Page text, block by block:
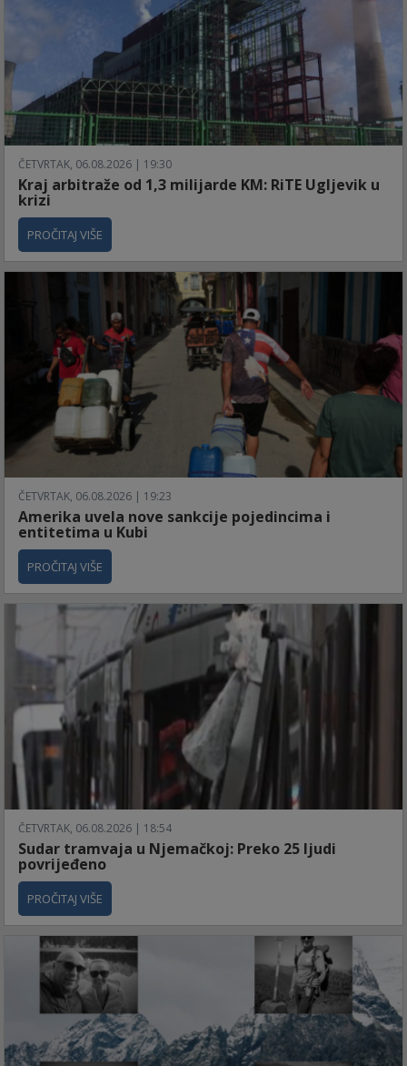
ČETVRTAK, 06.08.2026 | 19:30
Kraj arbitraže od 1,3 milijarde KM: RiTE Ugljevik u
krizi
PROČITAJ VIŠE
ČETVRTAK, 06.08.2026 | 19:23
Amerika uvela nove sankcije pojedincima i
entitetima u Kubi
PROČITAJ VIŠE
ČETVRTAK, 06.08.2026 | 18:54
Sudar tramvaja u Njemačkoj: Preko 25 ljudi
povrijeđeno
PROČITAJ VIŠE